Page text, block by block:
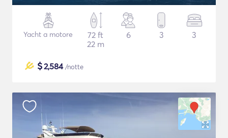
Yacht a motore
72 ft
22 m
6 3 3
$2,584/notte